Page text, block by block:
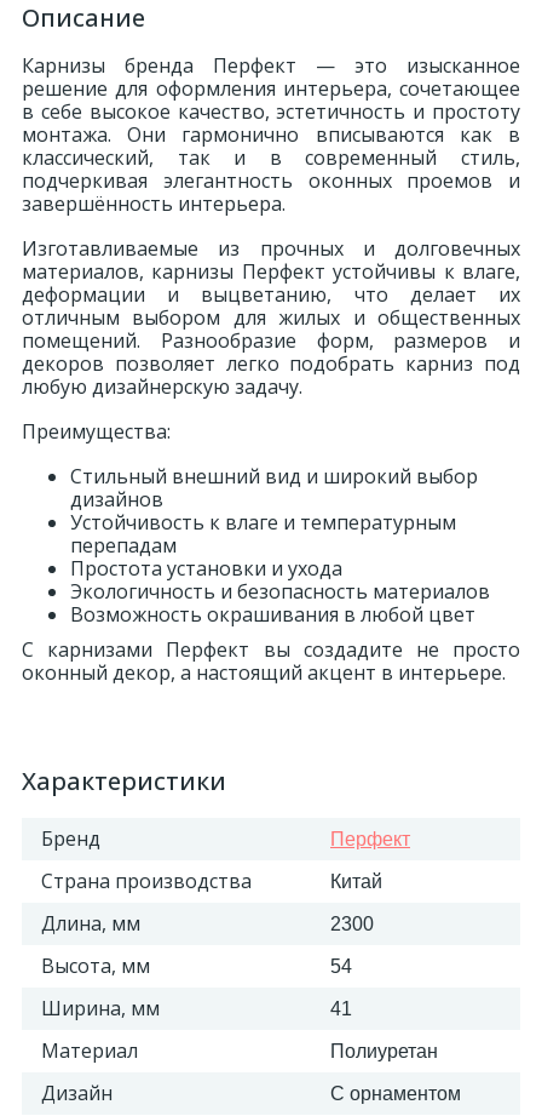
Описание
Карнизы бренда Перфект — это изысканное
решение для оформления интерьера, сочетающее
в себе высокое качество, эстетичность и простоту
монтажа. Они гармонично вписываются как в
классический, так и в современный стиль,
подчеркивая элегантность оконных проемов и
завершённость интерьера.
Изготавливаемые из прочных и долговечных
материалов, карнизы Перфект устойчивы к влаге,
деформации и выцветанию, что делает их
отличным выбором для жилых и общественных
помещений. Разнообразие форм, размеров и
декоров позволяет легко подобрать карниз под
любую дизайнерскую задачу.
Преимущества:
Стильный внешний вид и широкий выбор
дизайнов
Устойчивость к влаге и температурным
перепадам
Простота установки и ухода
Экологичность и безопасность материалов
Возможность окрашивания в любой цвет
С карнизами Перфект вы создадите не просто
оконный декор, а настоящий акцент в интерьере.
Характеристики
Бренд Перфект
Страна производства Китай
Длина, мм 2300
Высота, мм 54
Ширина, мм 41
Материал Полиуретан
Дизайн С орнаментом